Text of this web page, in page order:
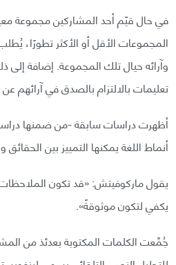
في حال قيّم أحد المشاركين مجموعة
المجموعات الأقل أو الأكثر تطورًا،
وآرائه حيال تلك المجموعة. إضافة إلى
تعليمات بالالتزام بالصدق في آرائهم
أنماط اللغة يمكنها التمييز بين الحقائق
يقول ماركوفيتش: «قد تكون
يكفي لتكون موثوقةً».
جُمِّعت الكلمات المكتوبة بعدئذ من